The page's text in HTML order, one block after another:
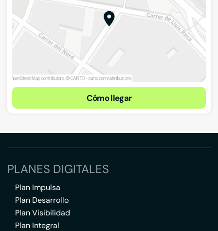
Cómo llegar
PLANES DIGITALES
Plan Impulsa
Plan Desarrollo
Plan Visibilidad
Plan Integral